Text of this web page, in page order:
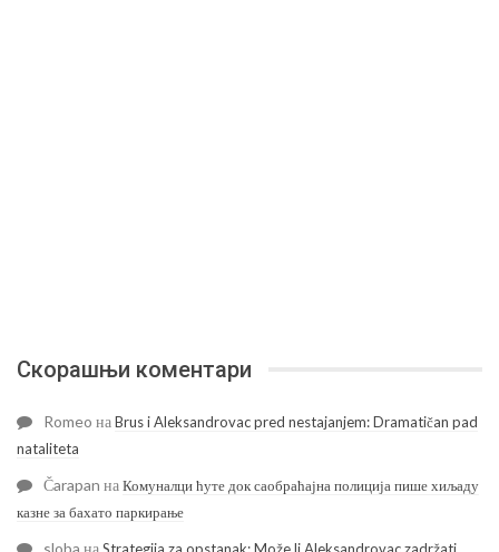
Скорашњи коментари
Romeo наBrus i Aleksandrovac pred nestajanjem: Dramatičan pad
nataliteta
Čarapan наКомуналци ћуте док саобраћајна полиција пише хиљаду
казне за бахато паркирање